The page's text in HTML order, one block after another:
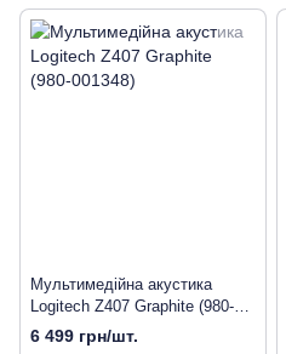
Мультимедійна акустика
Logitech Z407 Graphite (980-
001348)
6 499 грн/шт.